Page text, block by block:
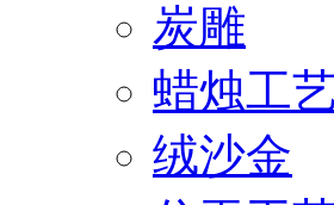
炭雕
蜡烛工
绒沙金